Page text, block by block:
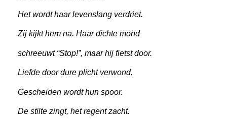
Het wordt haar levenslang verdriet.
Zij kijkt hem na. Haar dichte mond
schreeuwt “Stop!”, maar hij fietst door.
Liefde door dure plicht verwond.
Gescheiden wordt hun spoor.
De stilte zingt, het regent zacht.